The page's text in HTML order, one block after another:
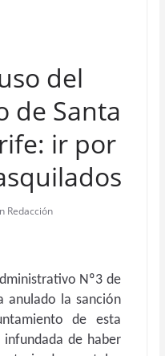
del
de Santa
ir por
Redacción
Nº3 de
anulado la sanción
de esta
de haber